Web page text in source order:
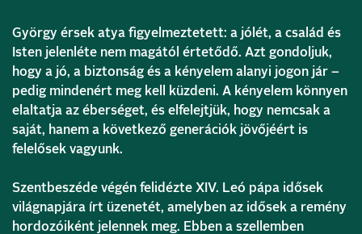
György érsek atya figyelmeztetett: a jólét, a család és
Isten jelenléte nem magától értetődő. Azt gondoljuk,
hogy a jó, a biztonság és a kényelem alanyi jogon jár –
pedig mindenért meg kell küzdeni. A kényelem könnyen
elaltatja az éberséget, és elfelejtjük, hogy nemcsak a
saját, hanem a következő generációk jövőjéért is
felelősek vagyunk.
Szentbeszéde végén felidézte XIV. Leó pápa idősek
világnapjára írt üzenetét, amelyben az idősek a remény
hordozóiként jelennek meg. Ebben a szellemben